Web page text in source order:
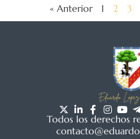
« Anterior 1 2 3
Todos los derechos